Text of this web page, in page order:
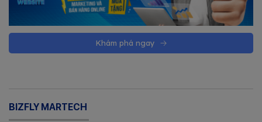
Khám phá ngay
BIZFLY MARTECH